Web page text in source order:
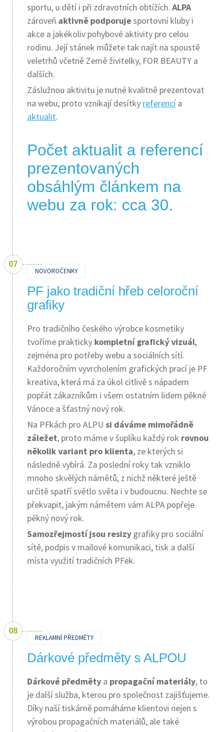
sportu, u dětí i při zdravotních obtížích. ALPA
zároveň aktivně podporujesportovní kluby i
akce a jakékoliv pohybové aktivity pro celou
rodinu. Její stánek můžete tak najít na spoustě
veletrhů včetně Země živitelky, FOR BEAUTY a
dalších.
Záslužnou aktivitu je nutné kvalitně prezentovat
na webu, proto vznikají desítky referencía
aktualit.
Počet aktualit a referencí
prezentovaných
obsáhlým článkem na
webu za rok: cca 30.
NOVOROČENKY
PF jako tradiční hřeb celoroční
grafiky
Pro tradičního českého výrobce kosmetiky
tvoříme prakticky kompletní grafický vizuál,
zejména pro potřeby webu a sociálních sítí.
Každoročním vyvrcholením grafických prací je PF
kreativa, která má za úkol citlivě s nápadem
popřát zákazníkům i všem ostatním lidem pěkné
Vánoce a šťastný nový rok.
Na PFkách pro ALPU si dáváme mimořádně
záležet, proto máme v šuplíku každý rok rovnou
několik variant pro klienta, ze kterých si
následně vybírá. Za poslední roky tak vzniklo
mnoho skvělých námětů, z nichž některé ještě
určitě spatří světlo světa i v budoucnu. Nechte se
překvapit, jakým námětem vám ALPA popřeje
pěkný nový rok.
Samozřejmostí jsou resizy grafiky pro sociální
sítě, podpis v mailové komunikaci, tisk a další
místa využití tradičních PFek.
REKLAMNÍ PŘEDMĚTY
Dárkové předměty s ALPOU
Dárkové předměty a propagační materiály, to
je další služba, kterou pro společnost zajišťujeme.
Díky naší tiskárně pomáháme klientovi nejen s
výrobou propagačních materiálů, ale také